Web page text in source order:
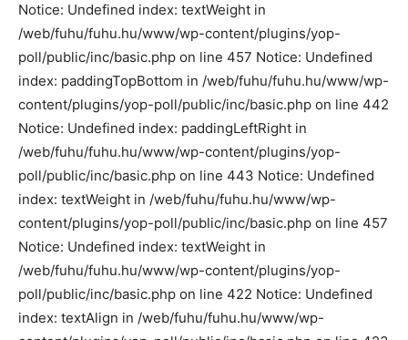
Notice: Undefined index: textWeight in
/web/fuhu/fuhu.hu/www/wp-content/plugins/yop-
poll/public/inc/basic.php on line 457 Notice: Undefined
index: paddingTopBottom in /web/fuhu/fuhu.hu/www/wp-
content/plugins/yop-poll/public/inc/basic.php on line 442
Notice: Undefined index: paddingLeftRight in
/web/fuhu/fuhu.hu/www/wp-content/plugins/yop-
poll/public/inc/basic.php on line 443 Notice: Undefined
index: textWeight in /web/fuhu/fuhu.hu/www/wp-
content/plugins/yop-poll/public/inc/basic.php on line 457
Notice: Undefined index: textWeight in
/web/fuhu/fuhu.hu/www/wp-content/plugins/yop-
poll/public/inc/basic.php on line 422 Notice: Undefined
index: textAlign in /web/fuhu/fuhu.hu/www/wp-